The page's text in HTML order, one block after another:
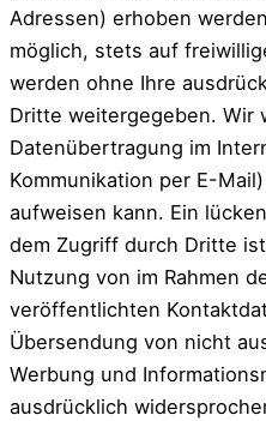
Adressen) erhoben
möglich, stets auf
werden ohne Ihre
Dritte weitergegeben. Wir
Datenübertragung im
Kommunikation per E-
aufweisen kann. Ein
dem Zugriff durch Dritte
Nutzung von im Rahmen
veröffentlichten
Übersendung von nicht
Werbung und
ausdrücklich